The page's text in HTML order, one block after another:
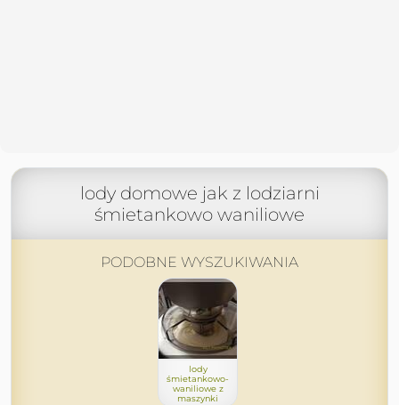
lody domowe jak z lodziarni
śmietankowo waniliowe
PODOBNE WYSZUKIWANIA
lody
śmietankowo-
waniliowe z
maszynki